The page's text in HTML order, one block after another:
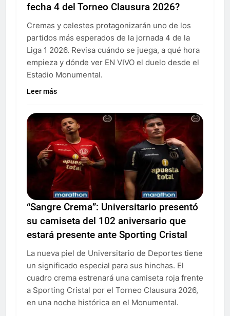
fecha 4 del Torneo Clausura 2026?
Cremas y celestes protagonizarán uno de los
partidos más esperados de la jornada 4 de la
Liga 1 2026. Revisa cuándo se juega, a qué hora
empieza y dónde ver EN VIVO el duelo desde el
Estadio Monumental.
Leer más
“Sangre Crema”: Universitario presentó
su camiseta del 102 aniversario que
estará presente ante Sporting Cristal
La nueva piel de Universitario de Deportes tiene
un significado especial para sus hinchas. El
cuadro crema estrenará una camiseta roja frente
a Sporting Cristal por el Torneo Clausura 2026,
en una noche histórica en el Monumental.